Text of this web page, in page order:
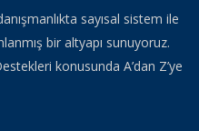
sayısal sistem ile
bir altyapı sunuyoruz.
konusunda A’dan Z’ye